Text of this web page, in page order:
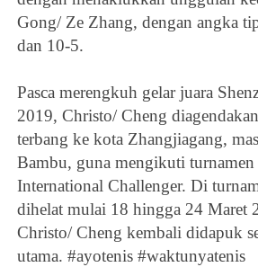
Gong/ Ze Zhang, dengan angka
dan 10-5.
Pasca merengkuh gelar juara
2019, Christo/ Cheng
terbang ke kota Zhangjiagang,
Bambu, guna mengikuti
International Challenger. Di
dihelat mulai 18 hingga 24 Maret
Christo/ Cheng kembali didapuk
utama. #ayotenis #waktunyatenis